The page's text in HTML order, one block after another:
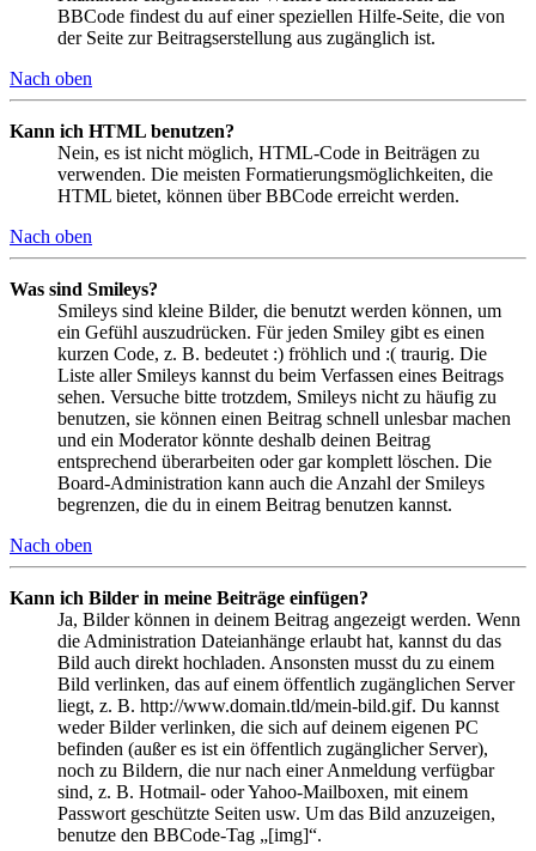
BBCode findest du auf einer speziellen Hilfe-Seite, die von
der Seite zur Beitragserstellung aus zugänglich ist.
Nach oben
Kann ich HTML benutzen?
Nein, es ist nicht möglich, HTML-Code in Beiträgen zu
verwenden. Die meisten Formatierungsmöglichkeiten, die
HTML bietet, können über BBCode erreicht werden.
Nach oben
Was sind Smileys?
Smileys sind kleine Bilder, die benutzt werden können, um
ein Gefühl auszudrücken. Für jeden Smiley gibt es einen
kurzen Code, z. B. bedeutet :) fröhlich und :( traurig. Die
Liste aller Smileys kannst du beim Verfassen eines Beitrags
sehen. Versuche bitte trotzdem, Smileys nicht zu häufig zu
benutzen, sie können einen Beitrag schnell unlesbar machen
und ein Moderator könnte deshalb deinen Beitrag
entsprechend überarbeiten oder gar komplett löschen. Die
Board-Administration kann auch die Anzahl der Smileys
begrenzen, die du in einem Beitrag benutzen kannst.
Nach oben
Kann ich Bilder in meine Beiträge einfügen?
Ja, Bilder können in deinem Beitrag angezeigt werden. Wenn
die Administration Dateianhänge erlaubt hat, kannst du das
Bild auch direkt hochladen. Ansonsten musst du zu einem
Bild verlinken, das auf einem öffentlich zugänglichen Server
liegt, z. B. http://www.domain.tld/mein-bild.gif. Du kannst
weder Bilder verlinken, die sich auf deinem eigenen PC
befinden (außer es ist ein öffentlich zugänglicher Server),
noch zu Bildern, die nur nach einer Anmeldung verfügbar
sind, z. B. Hotmail- oder Yahoo-Mailboxen, mit einem
Passwort geschützte Seiten usw. Um das Bild anzuzeigen,
benutze den BBCode-Tag „[img]“.